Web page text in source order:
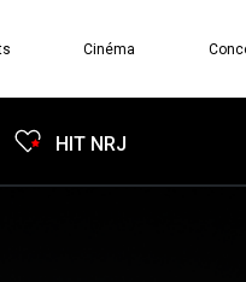
Cinéma
HIT NRJ